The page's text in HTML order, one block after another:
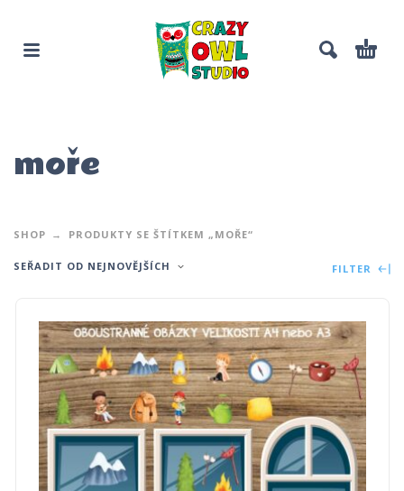
moře
SHOP PRODUKTY SE ŠTÍTKEM „MOŘE“
SEŘADIT OD NEJNOVĚJŠÍCH FILTER